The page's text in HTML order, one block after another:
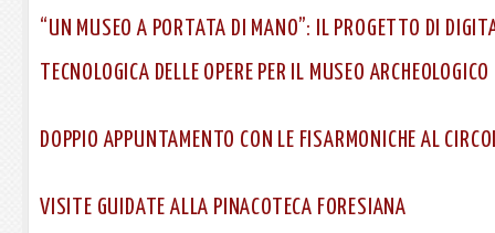
“UN MUSEO A PORTATA DI MANO”: IL PROGETTO DI
TECNOLOGICA DELLE OPERE PER IL MUSEO
DOPPIO APPUNTAMENTO CON LE FISARMONICHE AL
VISITE GUIDATE ALLA PINACOTECA FORESIANA